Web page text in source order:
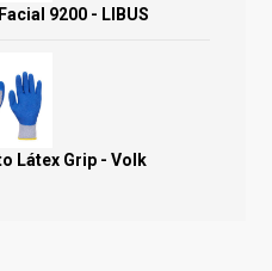
9200 - LIBUS
Látex Grip - Volk